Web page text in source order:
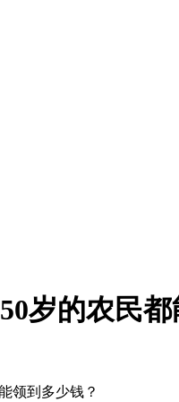
岁的农民
领到多少钱？